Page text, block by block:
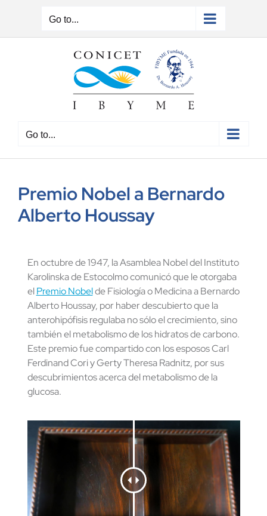
content
Go to...
Go to...
Premio Nobel a Bernardo
Alberto Houssay
En octubre de 1947, la Asamblea Nobel del Instituto
Karolinska de Estocolmo comunicó que le otorgaba
elPremio Nobelde Fisiología o Medicina a Bernardo
Alberto Houssay, por haber descubierto que la
anterohipófisis regulaba no sólo el crecimiento, sino
también el metabolismo de los hidratos de carbono.
Este premio fue compartido con los esposos Carl
Ferdinand Cori y Gerty Theresa Radnitz, por sus
descubrimientos acerca del metabolismo de la
glucosa.